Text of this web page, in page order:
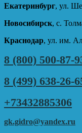
Екатеринбург, ул.
Новосибирск, с.
Краснодар, ул. им.
8 (800) 500-87-
8 (499) 638-26-
+73432885306
gk.gidro@yandex.ru